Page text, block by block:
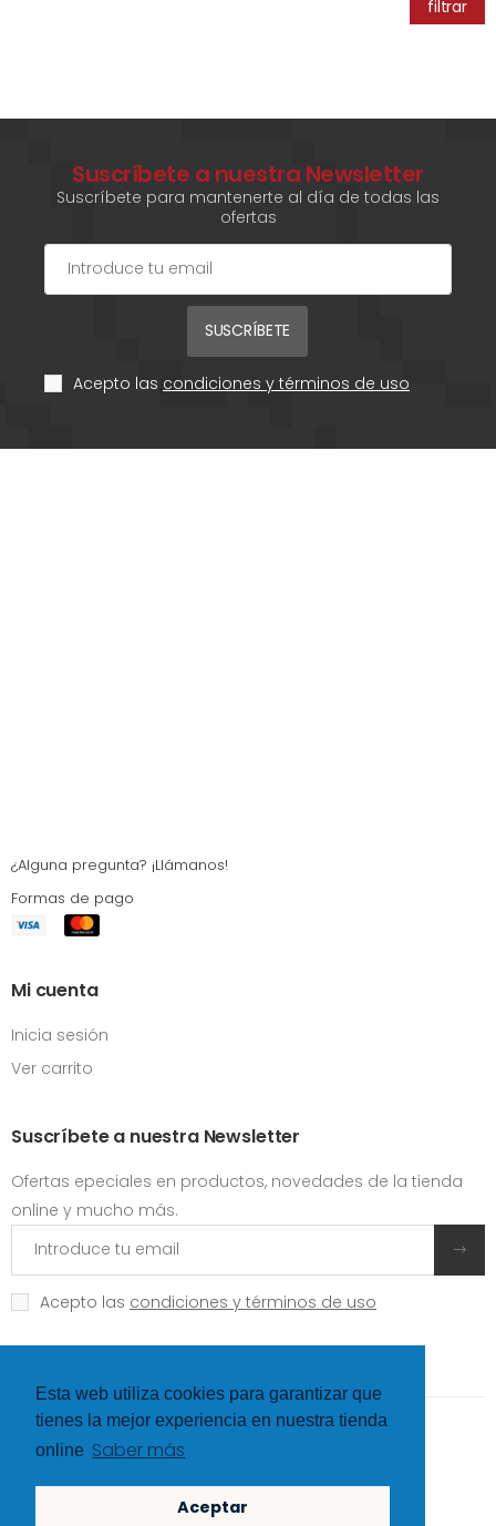
Esta web utiliza cookies para garantizar que
tienes la mejor experiencia en nuestra tienda
online Saber más
Aceptar
filtrar
Suscríbete a nuestra Newsletter
Suscríbete para mantenerte al día de todas las
ofertas
SUSCRÍBETE
Acepto las condiciones y términos de uso
¿Alguna pregunta? ¡Llámanos!
Formas de pago
Mi cuenta
Inicia sesión
Ver carrito
Suscríbete a nuestra Newsletter
Ofertas epeciales en productos, novedades de la tienda
online y mucho más.
Acepto las condiciones y términos de uso
© Hexer- All rights Reserved